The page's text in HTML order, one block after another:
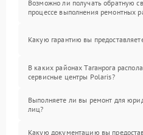
Возможно ли получать обратную
процессе выполнения ремонтных
Какую гарантию вы
В каких районах Таганрога
сервисные центры Polaris?
Выполняете ли вы ремонт для
лиц?
Какую документацию вы